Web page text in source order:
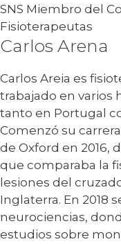
SNS Miembro del
Fisioterapeutas
Carlos Arena
Carlos Areia es
trabajado en varios
tanto en Portugal
Comenzó su
de Oxford en 2016,
que comparaba la
lesiones del
Inglaterra. En 2018
neurociencias,
estudios sobre